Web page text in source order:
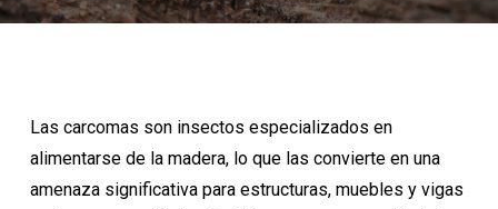
Las carcomas son insectos especializados en
alimentarse de la madera, lo que las convierte en una
amenaza significativa para estructuras, muebles y vigas